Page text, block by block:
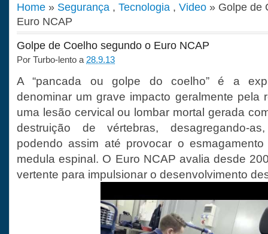
Home » Segurança , Tecnologia , Video » Golpe de
Euro NCAP
Golpe de Coelho segundo o Euro NCAP
Por Turbo-lento a 28.9.13
A “pancada ou golpe do coelho” é a
denominar um grave impacto geralmente pela
uma lesão cervical ou lombar mortal gerada
destruição de vértebras, desagregando-
podendo assim até provocar o
medula espinal. O Euro NCAP avalia desde
vertente para impulsionar o desenvolvimento